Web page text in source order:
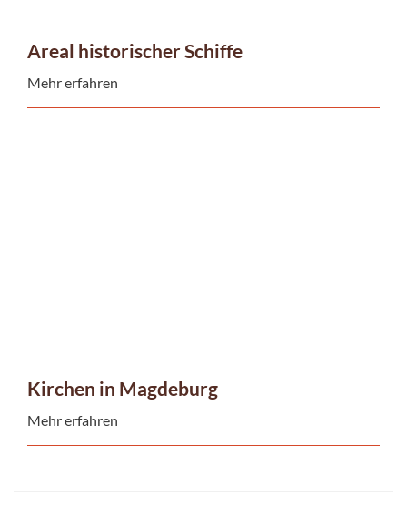
Areal historischer Schiffe
Mehr erfahren
Kirchen in Magdeburg
Mehr erfahren